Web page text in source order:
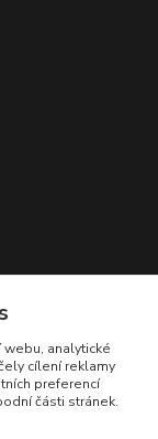
webu, analytické
cílení reklamy
preferencí
části stránek.